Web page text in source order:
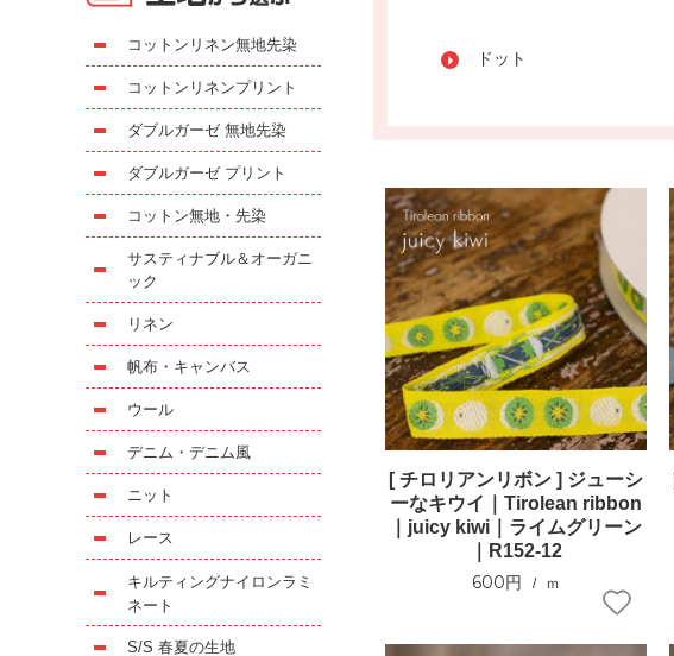
ドット
[ チロリアンリボン ] ジューシ
ーなキウイ｜Tirolean ribbon
｜juicy kiwi｜ライムグリーン
｜R152-12
600円 ｍ
コットンリネン無地先染
コットンリネンプリント
ダブルガーゼ 無地先染
ダブルガーゼ プリント
コットン無地・先染
サスティナブル＆オーガニ
ック
リネン
帆布・キャンバス
ウール
デニム・デニム風
ニット
レース
キルティングナイロンラミ
ネート
S/S 春夏の生地